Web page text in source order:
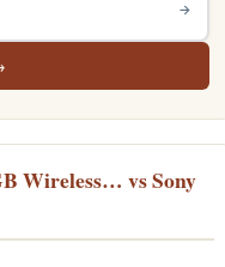
→
Wireless… vs Sony